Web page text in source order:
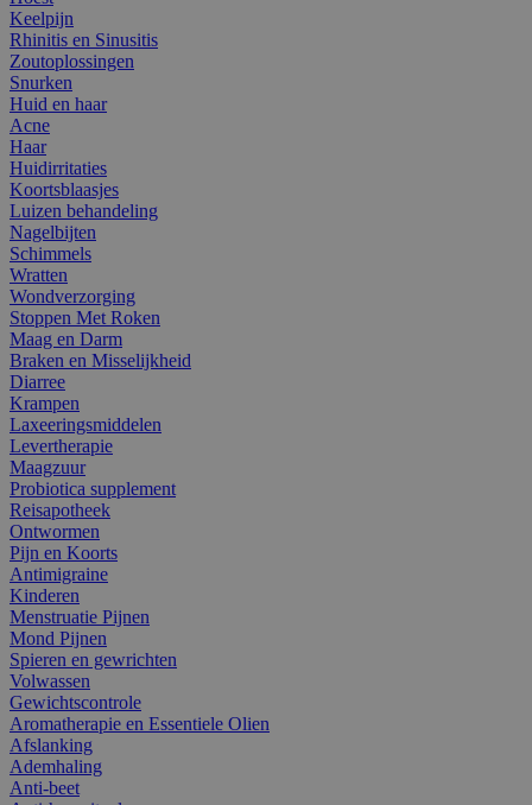
Keelpijn
Rhinitis en Sinusitis
Zoutoplossingen
Snurken
Huid en haar
Acne
Haar
Huidirritaties
Koortsblaasjes
Luizen behandeling
Nagelbijten
Schimmels
Wratten
Wondverzorging
Stoppen Met Roken
Maag en Darm
Braken en Misselijkheid
Diarree
Krampen
Laxeeringsmiddelen
Levertherapie
Maagzuur
Probiotica supplement
Reisapotheek
Ontwormen
Pijn en Koorts
Antimigraine
Kinderen
Menstruatie Pijnen
Mond Pijnen
Spieren en gewrichten
Volwassen
Gewichtscontrole
Aromatherapie en Essentiele Olien
Afslanking
Ademhaling
Anti-beet